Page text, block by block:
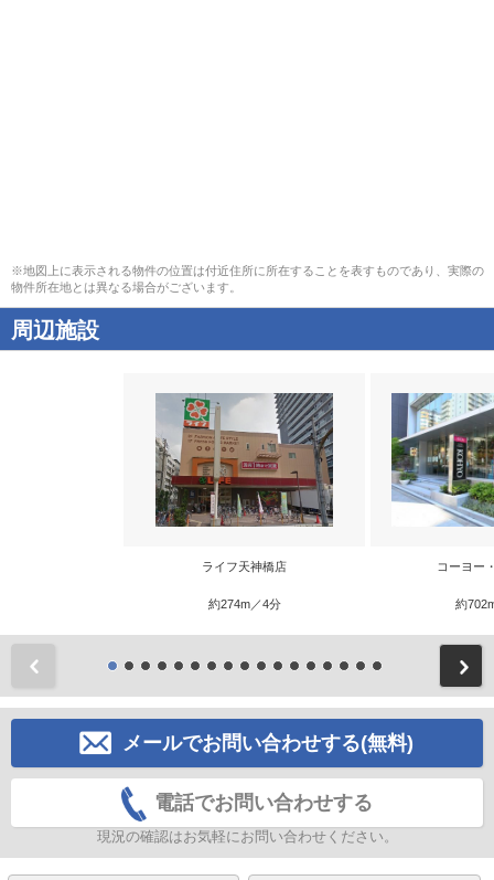
※地図上に表示される物件の位置は付近住所に所在することを表すものであり、実際の
物件所在地とは異なる場合がございます。
周辺施設
ライフ天神橋店
約274m／4分
コーヨー
約
メールでお問い合わせする(無料)
電話でお問い合わせする
現況の確認はお気軽にお問い合わせください。